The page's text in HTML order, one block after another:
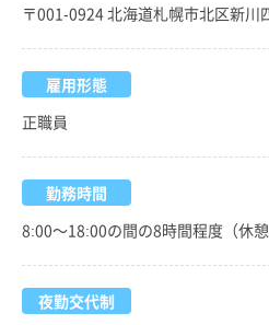
〒001-0924 北海道札幌市北区新川
雇用形態
正職員
勤務時間
8:00～18:00の間の8時間程度（休
夜勤交代制